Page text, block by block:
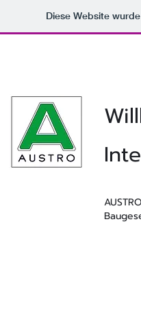
Diese Website